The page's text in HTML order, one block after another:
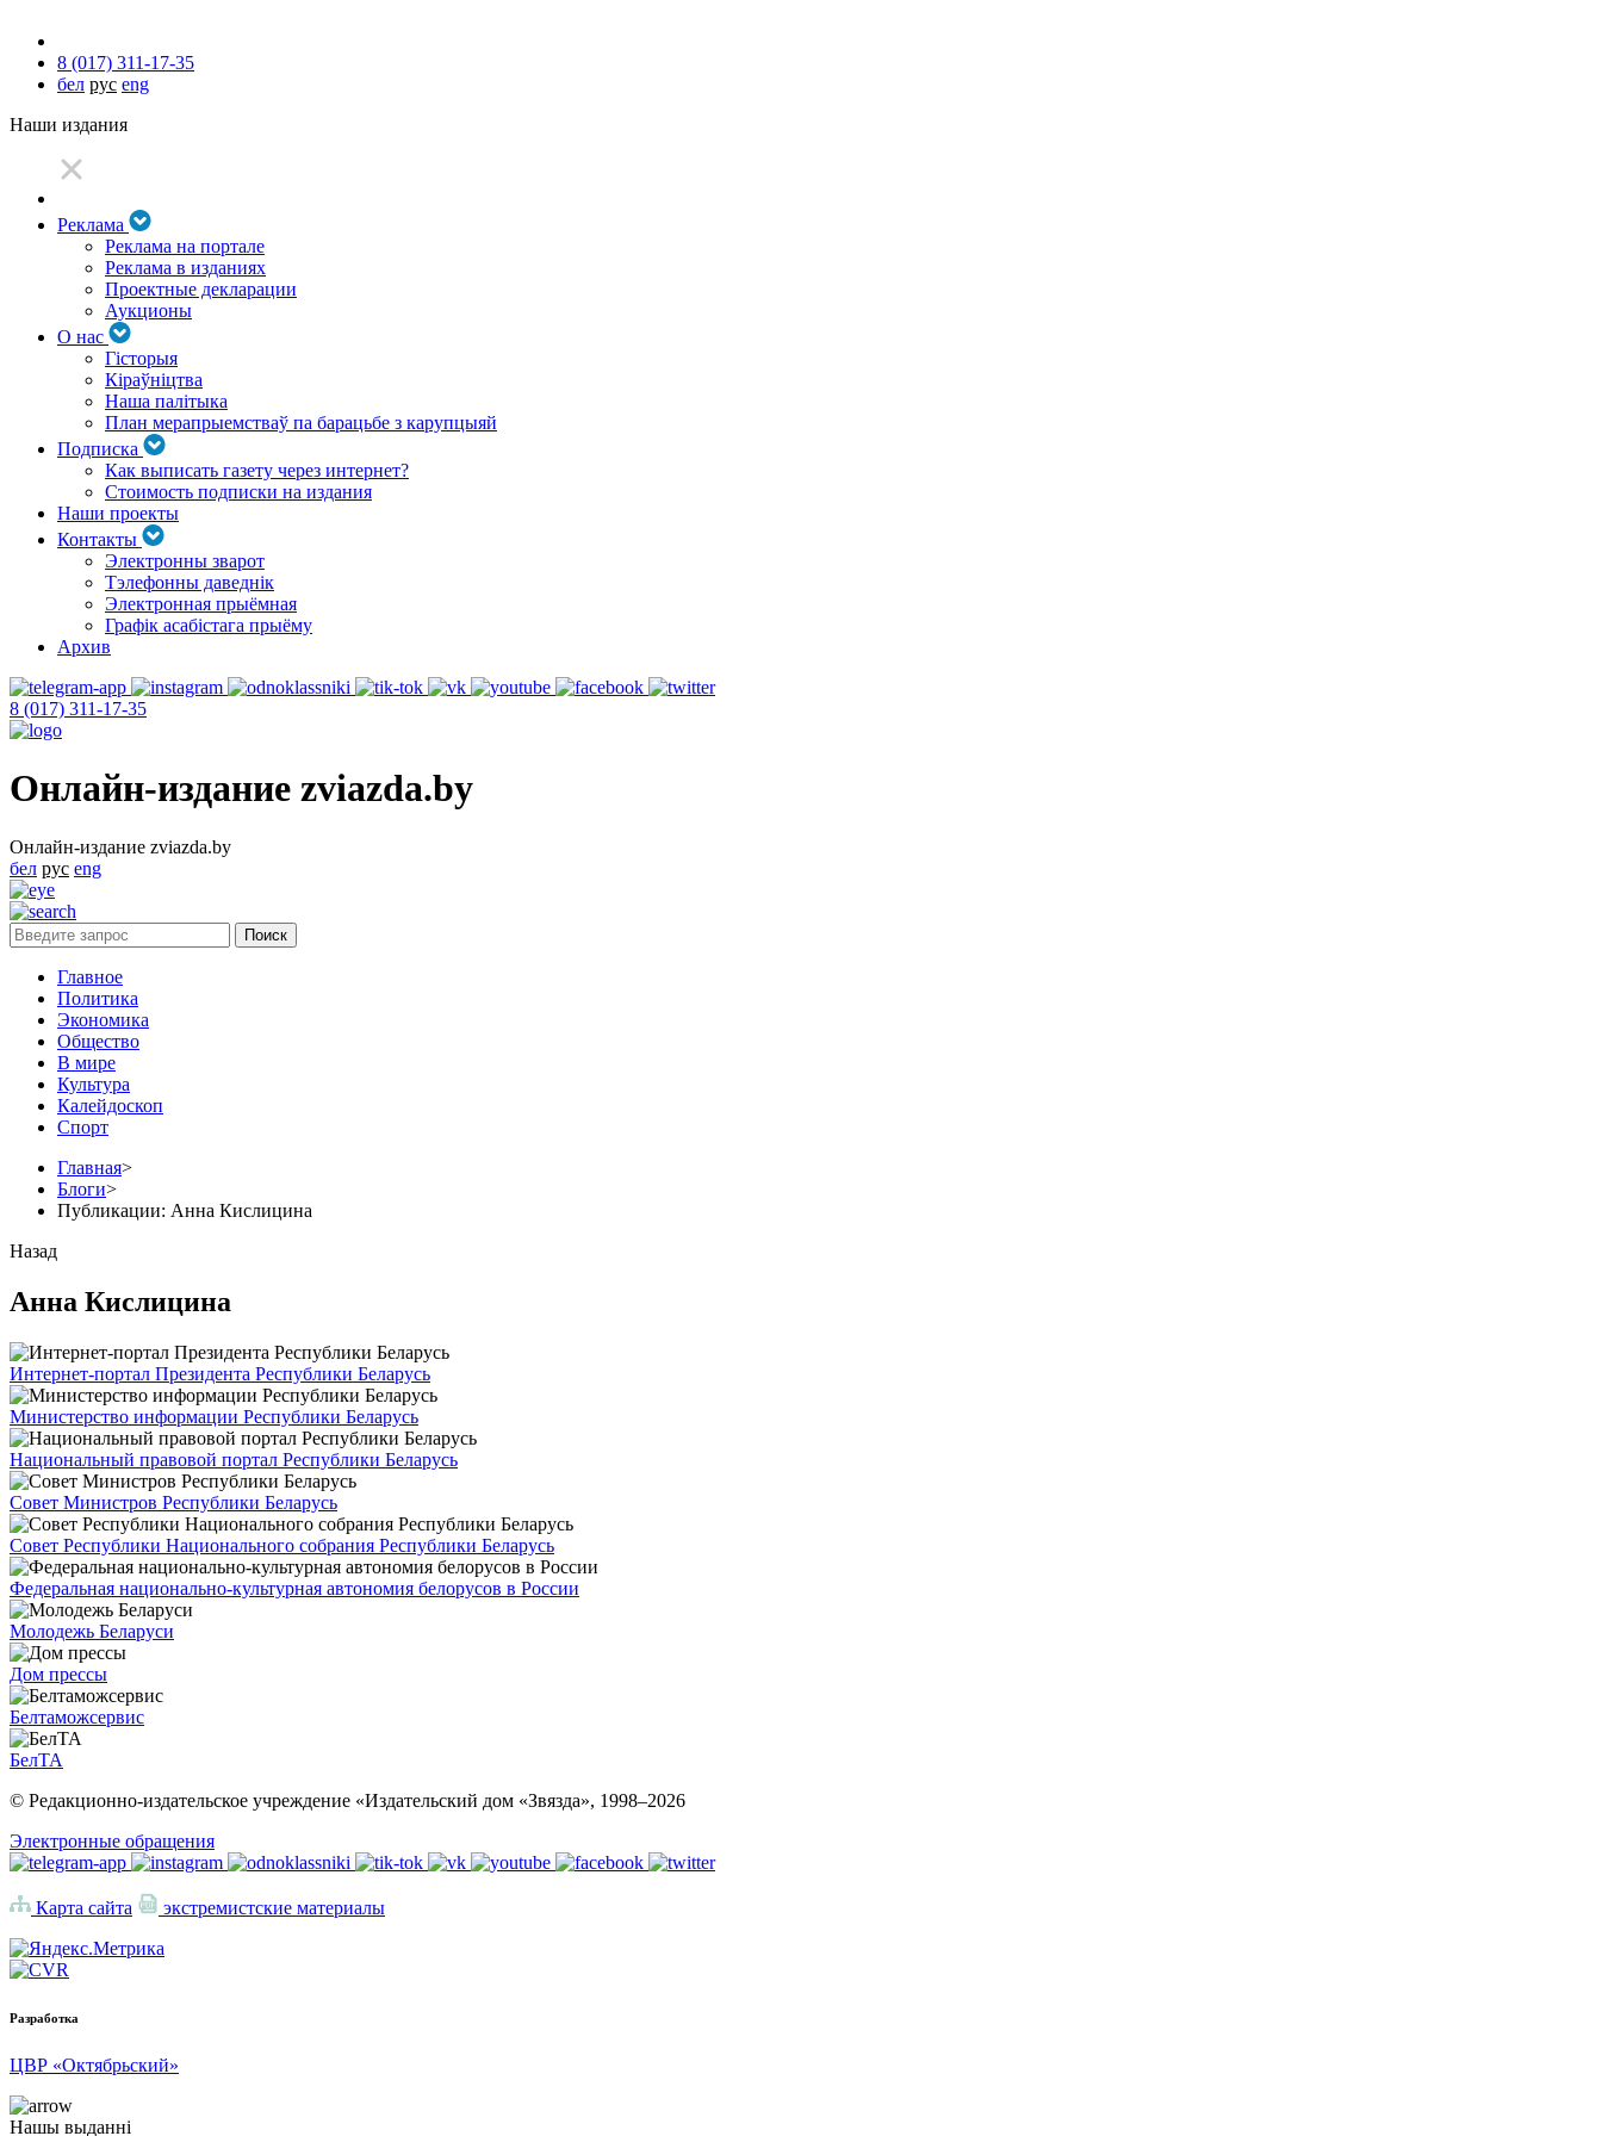
8 (017) 311-17-35
бел рус eng
Наши издания
Реклама
Реклама на портале
Реклама в изданиях
Проектные декларации
Аукционы
О нас
Гісторыя
Кіраўніцтва
Наша палітыка
План мерапрыемстваў па барацьбе з карупцыяй
Подписка
Как выписать газету через интернет?
Стоимость подписки на издания
Наши проекты
Контакты
Электронны зварот
Тэлефонны даведнік
Электронная прыёмная
Графік асабістага прыёму
Архив
8 (017) 311-17-35
Онлайн-издание zviazda.by
Онлайн-издание zviazda.by
бел рус eng
Главное
Политика
Экономика
Общество
В мире
Культура
Калейдоскоп
Спорт
Главная>
Блоги>
Публикации: Анна Кислицина
Назад
Анна Кислицина
Интернет-портал Президента Республики Беларусь
Министерство информации Республики Беларусь
Национальный правовой портал Республики Беларусь
Совет Министров Республики Беларусь
Совет Республики Национального собрания Республики Беларусь
Федеральная национально-культурная автономия белорусов в России
Молодежь Беларуси
Дом прессы
Белтаможсервис
БелТА
© Редакционно-издательское учреждение «Издательский дом «Звязда», 1998–2026
Электронные обращения
Карта сайта экстремистские материалы
Разработка
ЦВР «Октябрьский»
Нашы выданні